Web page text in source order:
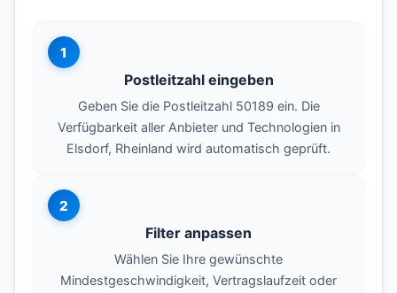
1
Postleitzahl eingeben
Geben Sie die Postleitzahl 50189 ein. Die
Verfügbarkeit aller Anbieter und Technologien in
Elsdorf, Rheinland wird automatisch geprüft.
2
Filter anpassen
Wählen Sie Ihre gewünschte
Mindestgeschwindigkeit, Vertragslaufzeit oder